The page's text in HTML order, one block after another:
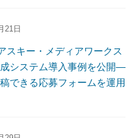
21日
キー・メディアワークス
システム導入事例を公開―
できる応募フォームを運用